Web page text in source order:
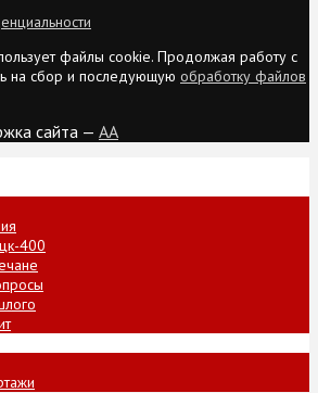
файлы cookie. Продолжая работу с
на сбор и последующую обработку файлов
сайта — AA
400